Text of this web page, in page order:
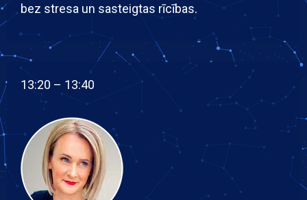
bez stresa un sasteigtas rīcības.
13:20 – 13:40